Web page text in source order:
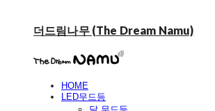
더드림나무 (The Dream Namu)
HOME
LED무드등